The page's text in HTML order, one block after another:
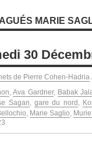
MARIE
30
de Pierre Cohen-Hadria
,Ava Gardner, Babak
Sagan,gare du nord ,
, Marie Saglio,